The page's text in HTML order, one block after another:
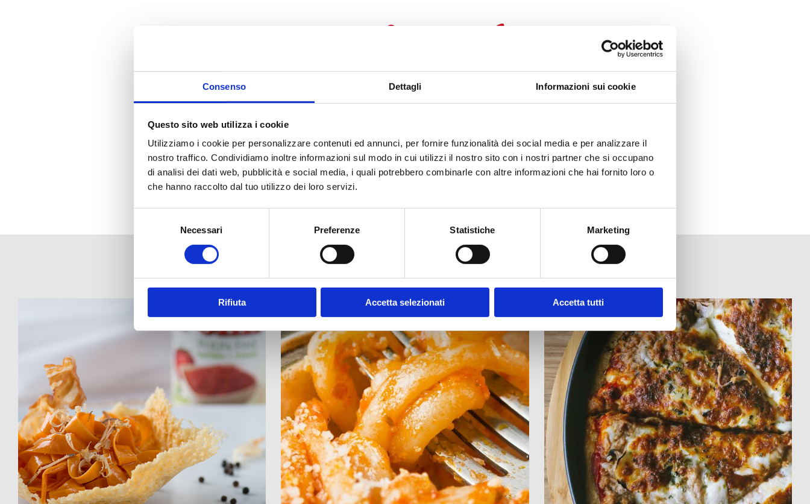
Consenso Dettagli Informazioni sui cookie
Questo sito web utilizza i cookie
Utilizziamo i cookie per personalizzare contenuti ed annunci, per fornire funzionalità dei social media e per analizzare il
nostro traffico. Condividiamo inoltre informazioni sul modo in cui utilizzi il nostro sito con i nostri partner che si occupano
di analisi dei dati web, pubblicità e social media, i quali potrebbero combinarle con altre informazioni che hai fornito loro o
che hanno raccolto dal tuo utilizzo dei loro servizi.
Necessari Preferenze Statistiche Marketing
Rifiuta Accetta selezionati Accetta tutti
e se mi prende
il momento #chef?
ISCRIVITI ALLA NEWSLETTER
Altre ricette